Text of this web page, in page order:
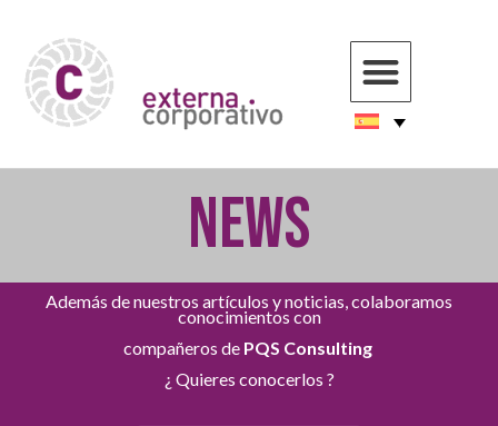
NEWS
Además de nuestros artículos y noticias, colaboramos
conocimientos con
compañeros de PQS Consulting
¿ Quieres conocerlos ?